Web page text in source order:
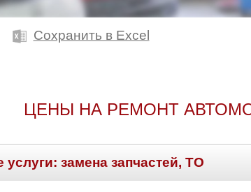
Сохранить в Excel
ЦЕНЫ НА РЕМОНТ
услуги: замена запчастей, ТО